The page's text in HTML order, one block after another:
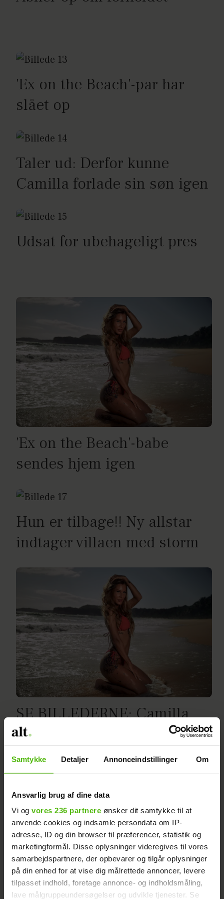
Samtykke Detaljer Annonceindstillinger Om
Ansvarlig brug af dine data
Vi og vores 236 partnere ønsker dit samtykke til at
anvende cookies og indsamle persondata om IP-
adresse, ID og din browser til præferencer, statistik og
marketingformål. Disse oplysninger videregives til vores
samarbejdspartnere, der opbevarer og tilgår oplysninger
på din enhed for at vise dig målrettede annoncer, levere
tilpasset indhold, foretage annonce- og indholdsmåling,
lave målgruppeundersøgelser og udvikle tjenester. Se
'Ex on the Beach'-par har
slået op
Taler ud: Derfor kunne
Camilla forlade sin søn igen
Udsat for ubehageligt pres
'Ex on the Beach'-babe
sendes hjem igen
Hun er tilbage!! Ny allstar
indtager villaen med storm
SE BILLEDERNE: Camilla
Thoby scorer ny fyr
Annonce